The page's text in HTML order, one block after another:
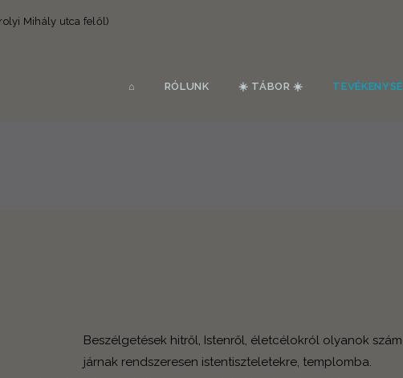
Mihály utca felől)
⌂ RÓLUNK ☀️ TÁBOR ☀️
Beszélgetések hitről, Istenről, életcélokról olyanok
járnak rendszeresen istentiszteletekre, templomba.